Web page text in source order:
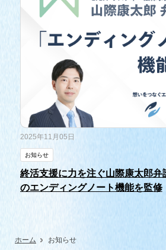
2025年11月05日
お知らせ
終活支援に力を注ぐ山際康太郎
のエンディングノート機能を監修
ホーム お知らせ